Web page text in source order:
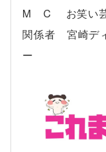
M C お笑い
関係者 宮崎デ
ー